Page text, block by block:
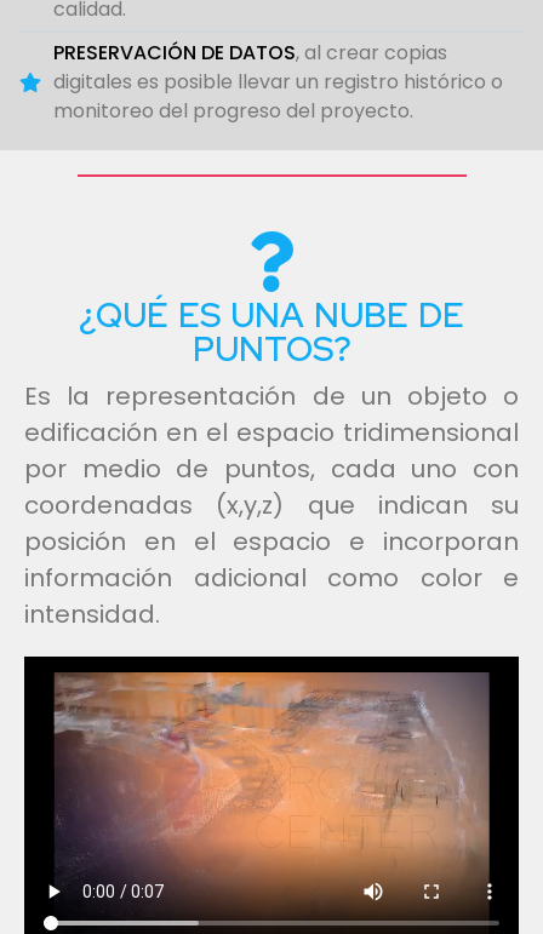
calidad.
PRESERVACIÓN DE DATOS, al crear copias
digitales es posible llevar un registro histórico o
monitoreo del progreso del proyecto.
¿QUÉ ES UNA NUBE DE
PUNTOS?
Es la representación de un objeto o
edificación en el espacio tridimensional
por medio de puntos, cada uno con
coordenadas (x,y,z) que indican su
posición en el espacio e incorporan
información adicional como color e
intensidad.